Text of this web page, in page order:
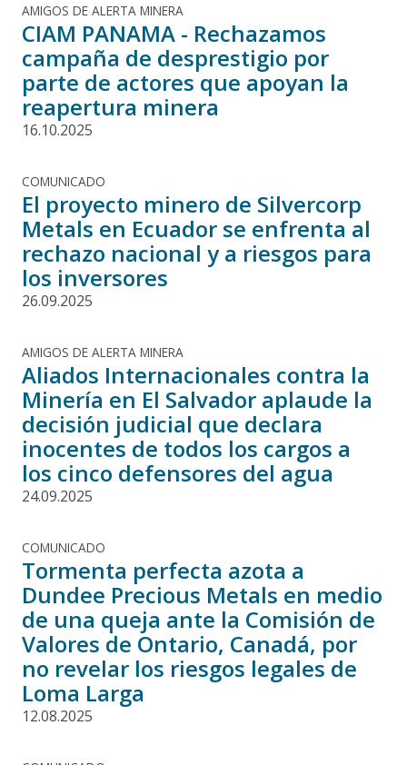
AMIGOS DE ALERTA MINERA
CIAM PANAMA - Rechazamos
campaña de desprestigio por
parte de actores que apoyan la
reapertura minera
16.10.2025
COMUNICADO
El proyecto minero de Silvercorp
Metals en Ecuador se enfrenta al
rechazo nacional y a riesgos para
los inversores
26.09.2025
AMIGOS DE ALERTA MINERA
Aliados Internacionales contra la
Minería en El Salvador aplaude la
decisión judicial que declara
inocentes de todos los cargos a
los cinco defensores del agua
24.09.2025
COMUNICADO
Tormenta perfecta azota a
Dundee Precious Metals en medio
de una queja ante la Comisión de
Valores de Ontario, Canadá, por
no revelar los riesgos legales de
Loma Larga
12.08.2025